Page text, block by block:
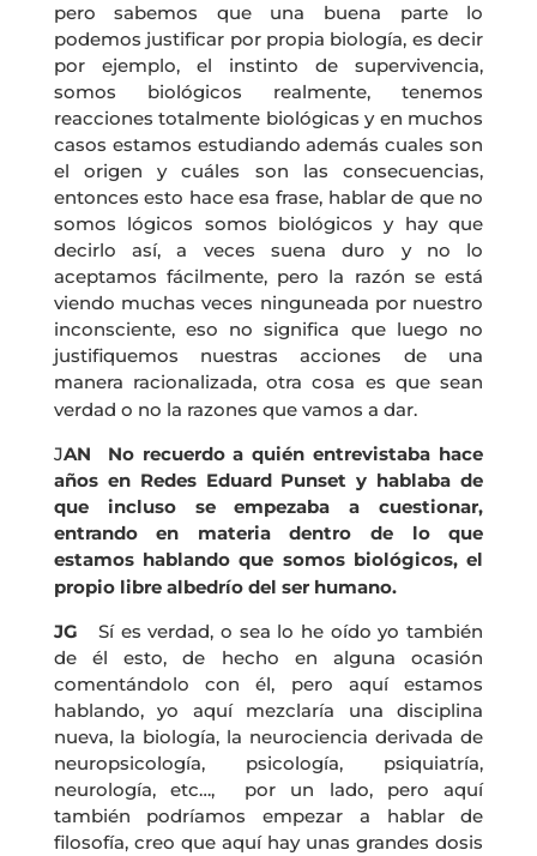
pero sabemos que una buena parte lo
podemos justificar por propia biología, es decir
por ejemplo, el instinto de supervivencia,
somos biológicos realmente, tenemos
reacciones totalmente biológicas y en muchos
casos estamos estudiando además cuales son
el origen y cuáles son las consecuencias,
entonces esto hace esa frase, hablar de que no
somos lógicos somos biológicos y hay que
decirlo así, a veces suena duro y no lo
aceptamos fácilmente, pero la razón se está
viendo muchas veces ninguneada por nuestro
inconsciente, eso no significa que luego no
justifiquemos nuestras acciones de una
manera racionalizada, otra cosa es que sean
verdad o no la razones que vamos a dar.
JAN No recuerdo a quién entrevistaba hace
años en Redes Eduard Punset y hablaba de
que incluso se empezaba a cuestionar,
entrando en materia dentro de lo que
estamos hablando que somos biológicos, el
propio libre albedrío del ser humano.
JG Sí es verdad, o sea lo he oído yo también
de él esto, de hecho en alguna ocasión
comentándolo con él, pero aquí estamos
hablando, yo aquí mezclaría una disciplina
nueva, la biología, la neurociencia derivada de
neuropsicología, psicología, psiquiatría,
neurología, etc…, por un lado, pero aquí
también podríamos empezar a hablar de
filosofía, creo que aquí hay unas grandes dosis